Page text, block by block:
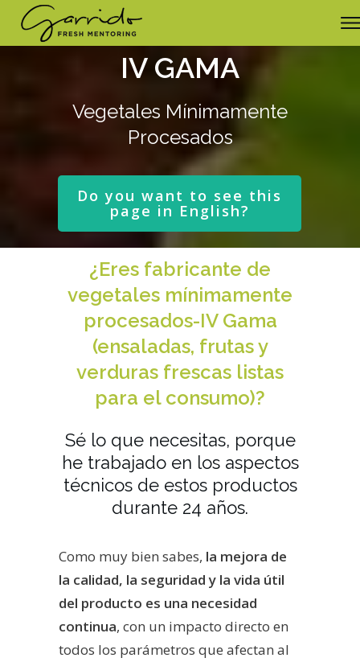
IV GAMA
Vegetales Mínimamente
Procesados
Do you want to see this
page in English?
¿Eres fabricante de
vegetales mínimamente
procesados-IV Gama
(ensaladas, frutas y
verduras frescas listas
para el consumo)?
Sé lo que necesitas, porque
he trabajado en los aspectos
técnicos de estos productos
durante 24 años.
Como muy bien sabes, la mejora de
la calidad, la seguridad y la vida útil
del producto es una necesidad
continua, con un impacto directo en
todos los parámetros que afectan al